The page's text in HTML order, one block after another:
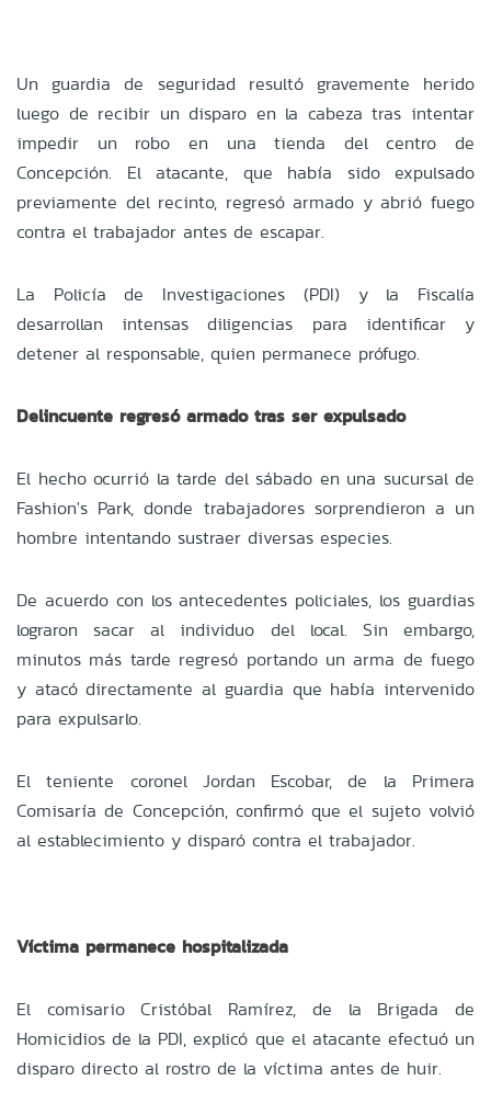
Un guardia de seguridad resultó gravemente herido
luego de recibir un disparo en la cabeza tras intentar
impedir un robo en una tienda del centro de
Concepción. El atacante, que había sido expulsado
previamente del recinto, regresó armado y abrió fuego
contra el trabajador antes de escapar.
La Policía de Investigaciones (PDI) y la Fiscalía
desarrollan intensas diligencias para identificar y
detener al responsable, quien permanece prófugo.
Delincuente regresó armado tras ser expulsado
El hecho ocurrió la tarde del sábado en una sucursal de
Fashion's Park, donde trabajadores sorprendieron a un
hombre intentando sustraer diversas especies.
De acuerdo con los antecedentes policiales, los guardias
lograron sacar al individuo del local. Sin embargo,
minutos más tarde regresó portando un arma de fuego
y atacó directamente al guardia que había intervenido
para expulsarlo.
El teniente coronel Jordan Escobar, de la Primera
Comisaría de Concepción, confirmó que el sujeto volvió
al establecimiento y disparó contra el trabajador.
Víctima permanece hospitalizada
El comisario Cristóbal Ramírez, de la Brigada de
Homicidios de la PDI, explicó que el atacante efectuó un
disparo directo al rostro de la víctima antes de huir.